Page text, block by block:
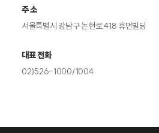
주 소
서울특별시 강남구 논현로 418 휴먼빌딩
대표 전화
02)526-1000/1004